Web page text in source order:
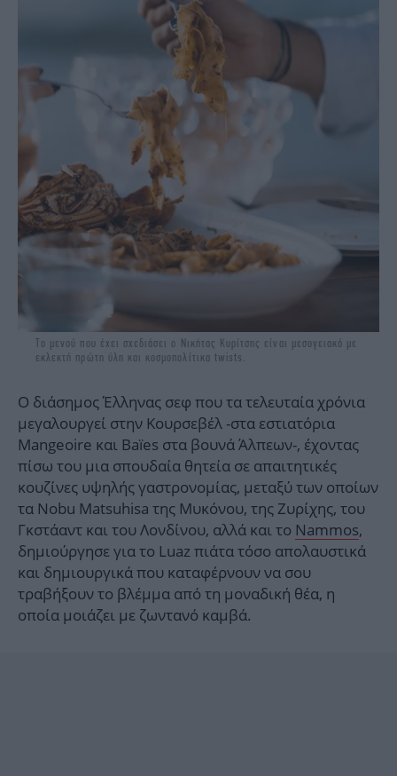
Το μενού που έχει σχεδιάσει ο Νικήτας Κυρίτσης είναι μεσογειακό με
εκλεκτή πρώτη ύλη και κοσμοπολίτικα twists.
Ο διάσημος Έλληνας σεφ που τα τελευταία χρόνια
μεγαλουργεί στην Κουρσεβέλ -στα εστιατόρια
Mangeoire και Baïes στα βουνά Άλπεων-, έχοντας
πίσω του μια σπουδαία θητεία σε απαιτητικές
κουζίνες υψηλής γαστρονομίας, μεταξύ των οποίων
τα Nobu Matsuhisa της Μυκόνου, της Ζυρίχης, του
Γκστάαντ και του Λονδίνου, αλλά και το Nammos,
δημιούργησε για το Luaz πιάτα τόσο απολαυστικά
και δημιουργικά που καταφέρνουν να σου
τραβήξουν το βλέμμα από τη μοναδική θέα, η
οποία μοιάζει με ζωντανό καμβά.